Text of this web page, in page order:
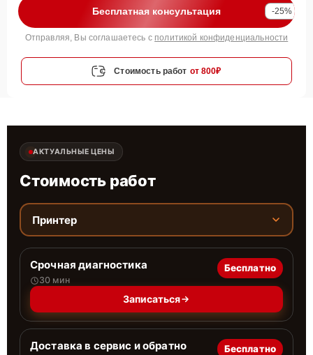
Бесплатная консультация -25%
Отправляя, Вы соглашаетесь с политикой конфиденциальности
Стоимость работ от 800₽
АКТУАЛЬНЫЕ ЦЕНЫ
Стоимость работ
Принтер
Срочная диагностика
30 мин
Бесплатно
Записаться
Доставка в сервис и обратно Бесплатно